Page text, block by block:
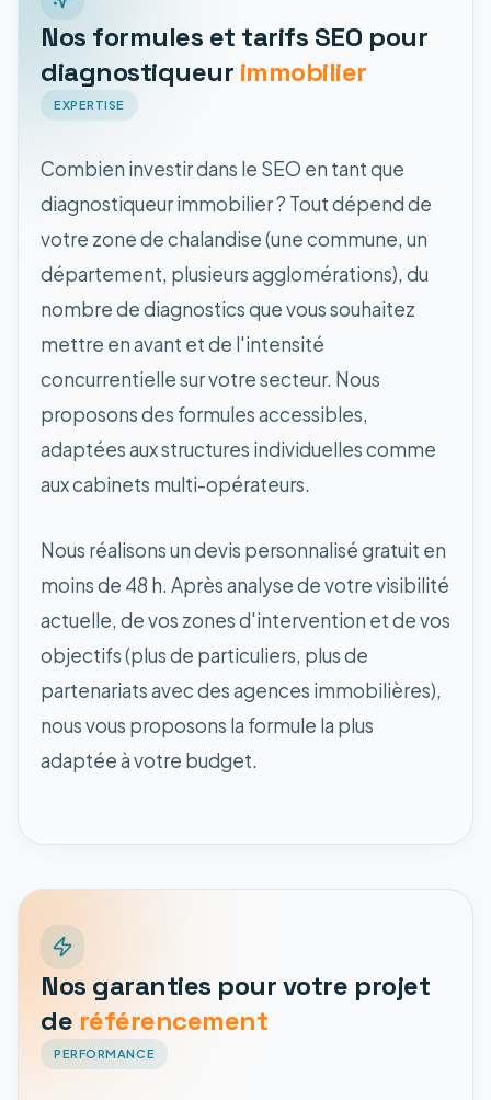
Nos formules et tarifs SEO pour
diagnostiqueur immobilier
EXPERTISE
Combien investir dans le SEO en tant que
diagnostiqueur immobilier ? Tout dépend de
votre zone de chalandise (une commune, un
département, plusieurs agglomérations), du
nombre de diagnostics que vous souhaitez
mettre en avant et de l'intensité
concurrentielle sur votre secteur. Nous
proposons des formules accessibles,
adaptées aux structures individuelles comme
aux cabinets multi-opérateurs.
Nous réalisons un devis personnalisé gratuit en
moins de 48 h. Après analyse de votre visibilité
actuelle, de vos zones d'intervention et de vos
objectifs (plus de particuliers, plus de
partenariats avec des agences immobilières),
nous vous proposons la formule la plus
adaptée à votre budget.
Nos garanties pour votre projet
de référencement
PERFORMANCE